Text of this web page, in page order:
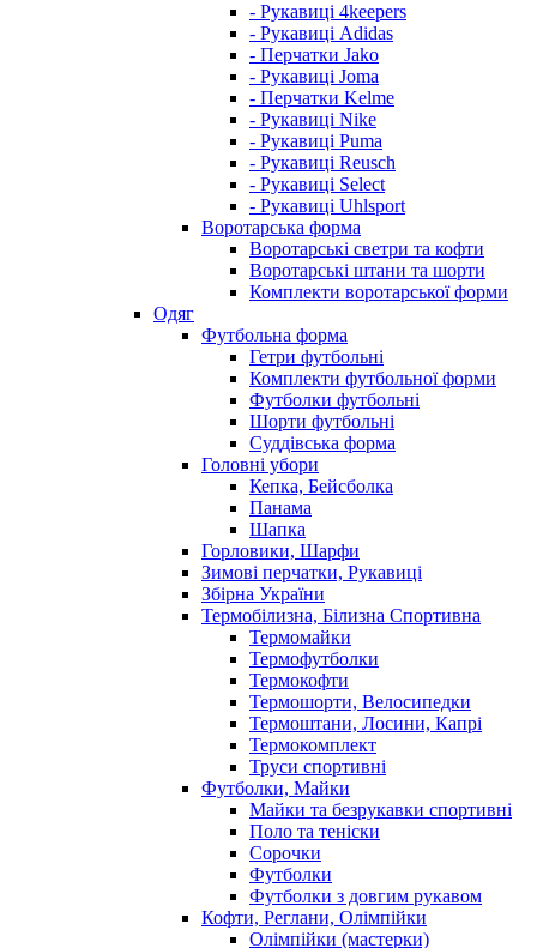
- Рукавиці 4keepers
- Рукавиці Adidas
- Перчатки Jako
- Рукавиці Joma
- Перчатки Kelme
- Рукавиці Nike
- Рукавиці Puma
- Рукавиці Reusch
- Рукавиці Select
- Рукавиці Uhlsport
Воротарська форма
Воротарські светри та кофти
Воротарські штани та шорти
Комплекти воротарської форми
Одяг
Футбольна форма
Гетри футбольні
Комплекти футбольної форми
Футболки футбольні
Шорти футбольні
Суддівська форма
Головні убори
Кепка, Бейсболка
Панама
Шапка
Горловики, Шарфи
Зимові перчатки, Рукавиці
Збірна України
Термобілизна, Білизна Спортивна
Термомайки
Термофутболки
Термокофти
Термошорти, Велосипедки
Термоштани, Лосини, Капрі
Термокомплект
Труси спортивні
Футболки, Майки
Майки та безрукавки спортивні
Поло та теніски
Сорочки
Футболки
Футболки з довгим рукавом
Кофти, Реглани, Олімпійки
Олімпійки (мастерки)